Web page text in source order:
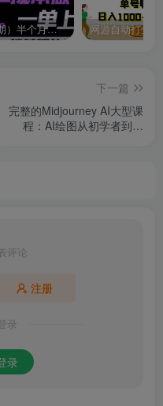
（9187期）半个月收益7K+，无脑搬砖，0成本做中间商，转手就赚钱，一单上百块，单…
下一篇
完整的Midjourney AI大型课
程：AI绘图从初学者到精
评论
注册
录
录